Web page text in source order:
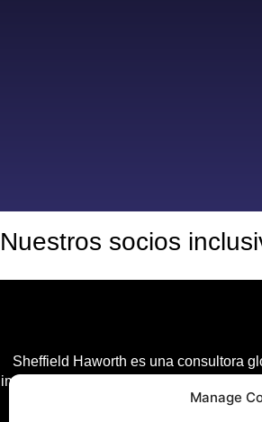
Manage
Nuestros socios
Sheffield Haworth es una consultora
impacto año tras año, proporcionando
ser la